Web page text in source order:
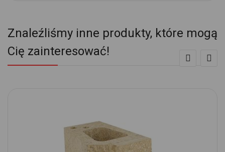
Znaleźliśmy inne produkty, które mogą
Cię zainteresować!